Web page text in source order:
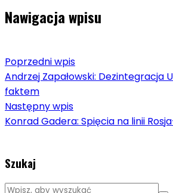
Nawigacja wpisu
Poprzedni wpis
Andrzej Zapałowski: Dezintegracja
faktem
Następny wpis
Konrad Gadera: Spięcia na linii
Szukaj